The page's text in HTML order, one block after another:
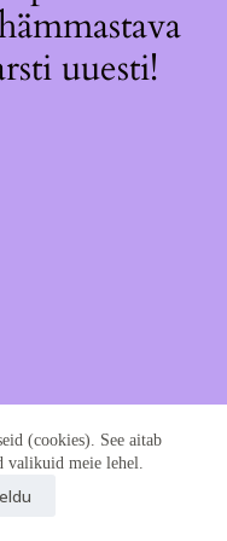
(cookies). See aitab
valikuid meie lehel.
uuesti!